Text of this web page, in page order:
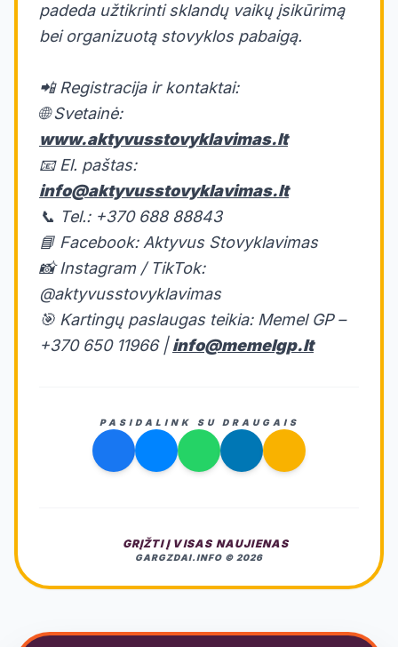
padeda užtikrinti sklandų vaikų įsikūrimą
bei organizuotą stovyklos pabaigą.
📲 Registracija ir kontaktai:
🌐 Svetainė:
www.aktyvusstovyklavimas.lt
📧 El. paštas:
info@aktyvusstovyklavimas.lt
📞 Tel.: +370 688 88843
📘 Facebook: Aktyvus Stovyklavimas
📸 Instagram / TikTok:
@aktyvusstovyklavimas
🎯 Kartingų paslaugas teikia: Memel GP –
+370 650 11966 | info@memelgp.lt
PASIDALINK SU DRAUGAIS
GRĮŽTI Į VISAS NAUJIENAS
GARGZDAI.INFO © 2026